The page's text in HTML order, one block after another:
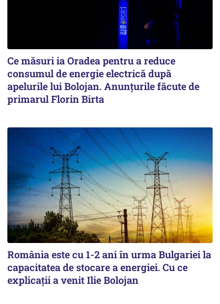
Ce măsuri ia Oradea pentru a reduce
consumul de energie electrică după
apelurile lui Bolojan. Anunțurile făcute de
primarul Florin Birta
România este cu 1-2 ani în urma Bulgariei la
capacitatea de stocare a energiei. Cu ce
explicații a venit Ilie Bolojan